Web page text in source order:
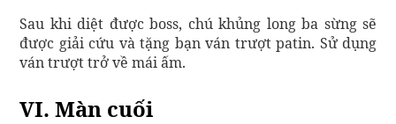
Sau khi diệt được boss, chú khủng long ba sừng sẽ
được giải cứu và tặng bạn ván trượt patin. Sử dụng
ván trượt trở về mái ấm.
VI. Màn cuối